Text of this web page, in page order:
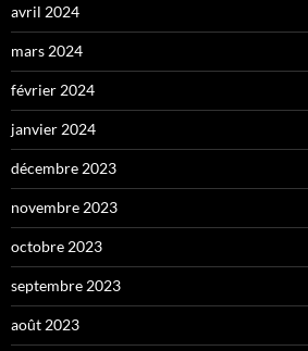
avril 2024
mars 2024
février 2024
janvier 2024
décembre 2023
novembre 2023
octobre 2023
septembre 2023
août 2023